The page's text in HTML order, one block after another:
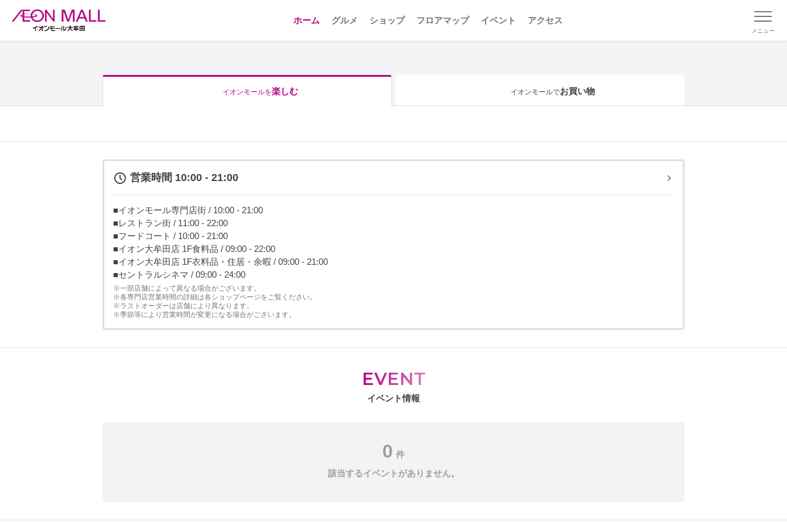
ホーム グルメ ショップ フロアマップ イベント アクセス
メニュー
イオンモールを楽しむ イオンモールでお買い物
営業時間 10:00 - 21:00
■イオンモール専門店街 / 10:00 - 21:00
■レストラン街 / 11:00 - 22:00
■フードコート / 10:00 - 21:00
■イオン大牟田店 1F食料品 / 09:00 - 22:00
■イオン大牟田店 1F衣料品・住居・余暇 / 09:00 - 21:00
■セントラルシネマ / 09:00 - 24:00
※一部店舗によって異なる場合がございます。
※各専門店営業時間の詳細は各ショップページをご覧ください。
※ラストオーダーは店舗により異なります。
※季節等により営業時間が変更になる場合がございます。
EVENT
イベント情報
0 件
該当するイベントがありません。